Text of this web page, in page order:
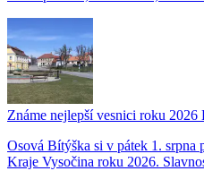
Známe nejlepší vesnici roku 2026
Osová Bítýška si v pátek 1. srpna
Kraje Vysočina roku 2026.